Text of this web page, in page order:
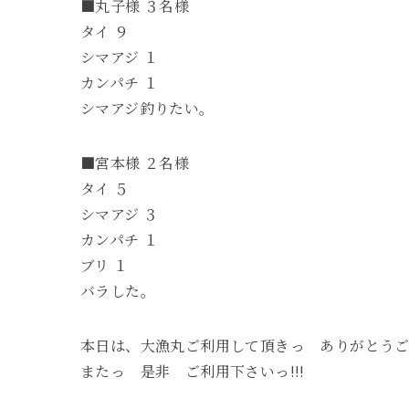
■丸子様 ３名様
タイ ９
シマアジ １
カンパチ １
シマアジ釣りたい。
■宮本様 ２名様
タイ ５
シマアジ ３
カンパチ １
ブリ １
バラした。
本日は、大漁丸ご利用して頂きっ ありがとう
またっ 是非 ご利用下さいっ!!!